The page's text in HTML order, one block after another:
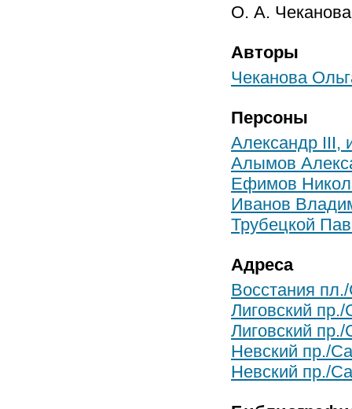
О. А.
Авторы
Чеканова
Персоны
Александр III,
Алымов
Ефимов
Иванов
Трубецкой
Адреса
Восстания
Лиговский пр./
Лиговский пр./
Невский пр./
Невский пр./